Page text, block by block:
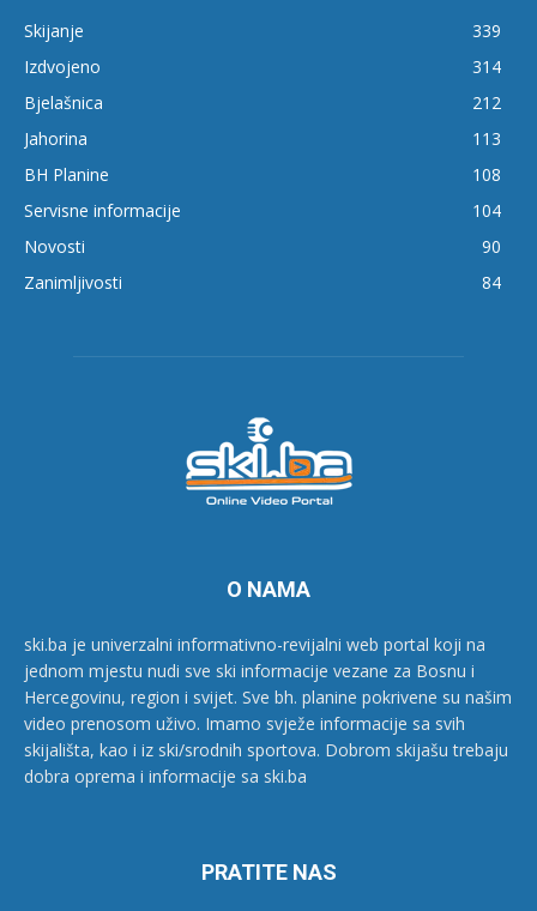
Skijanje
339
Izdvojeno
314
Bjelašnica
212
Jahorina
113
BH Planine
108
Servisne informacije
104
Novosti
90
Zanimljivosti
84
O NAMA
ski.ba je univerzalni informativno-revijalni web portal koji na
jednom mjestu nudi sve ski informacije vezane za Bosnu i
Hercegovinu, region i svijet. Sve bh. planine pokrivene su našim
video prenosom uživo. Imamo svježe informacije sa svih
skijališta, kao i iz ski/srodnih sportova. Dobrom skijašu trebaju
dobra oprema i informacije sa ski.ba
PRATITE NAS